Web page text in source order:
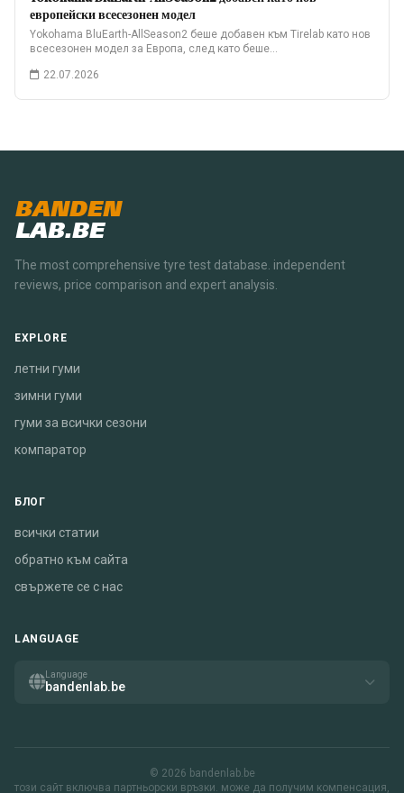
европейски всесезонен модел
Yokohama BluEarth-AllSeason2 беше добавен към Tirelab като нов
всесезонен модел за Европа, след като беше…
22.07.2026
BANDEN
LAB.BE
The most comprehensive tyre test database. independent
reviews, price comparison and expert analysis.
EXPLORE
летни гуми
зимни гуми
гуми за всички сезони
компаратор
БЛОГ
всички статии
обратно към сайта
свържете се с нас
LANGUAGE
Language
bandenlab.be
© 2026 bandenlab.be
този сайт включва партньорски връзки. може да получим компенсация,